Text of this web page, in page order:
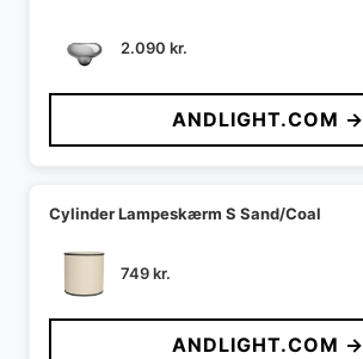
2.090 kr.
ANDLIGHT.COM →
Cylinder Lampeskærm S Sand/Coal
749kr.
ANDLIGHT.COM →